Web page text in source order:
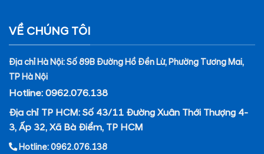
VỀ CHÚNG TÔI
Địa chỉ Hà Nội: Số 89B Đường Hồ Đền Lừ, Phường Tương Mai,
TP Hà Nội
Hotline: 0962.076.138
Địa chỉ TP HCM: Số 43/11 Đường Xuân Thới Thượng 4-
3, Ấp 32, Xã Bà Điểm, TP HCM
Hotline: 0962.076.138